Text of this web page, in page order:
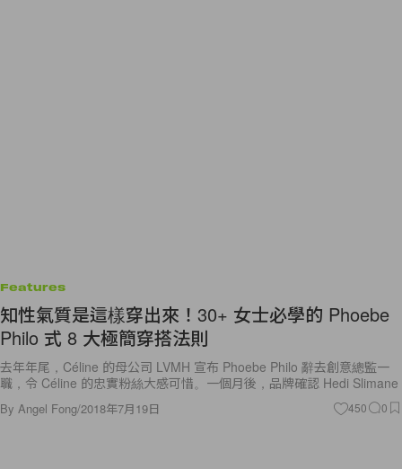
Features
知性氣質是這樣穿出來！30+ 女士必學的 Phoebe
Philo 式 8 大極簡穿搭法則
去年年尾，Céline 的母公司 LVMH 宣布 Phoebe Philo 辭去創意總監一
職，令 Céline 的忠實粉絲大感可惜。一個月後，品牌確認 Hedi Slimane
By Angel Fong/2018年7月19日 450 0